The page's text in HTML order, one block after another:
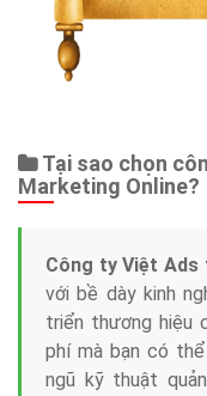
Tại sao chọn
Marketing Online?
Công ty Việt Ads
với bề dày kinh
triển thương hiệu
phí mà bạn có
ngũ kỹ thuật